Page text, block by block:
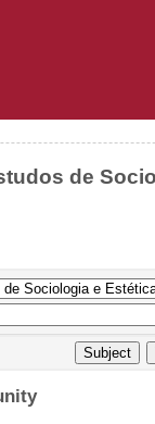
de